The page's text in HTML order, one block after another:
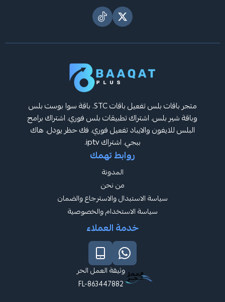
متجر باقات بلس تفعيل باقات STC. باقة سوا بوست بلس
شير بلس. اشتراك تطبيقات بلس فوري. اشتراك برامج
للايفون والايباد تفعيل فوري. فك حظر يودل. هاك
ببجي. اشتراك iptv.
روابط تهمك
سياسة الاستبدال والاسترجاع والضمان
سياسة الاستخدام والخصوصية
خدمة العملاء
وثيقة العمل الحر
FL-863447882